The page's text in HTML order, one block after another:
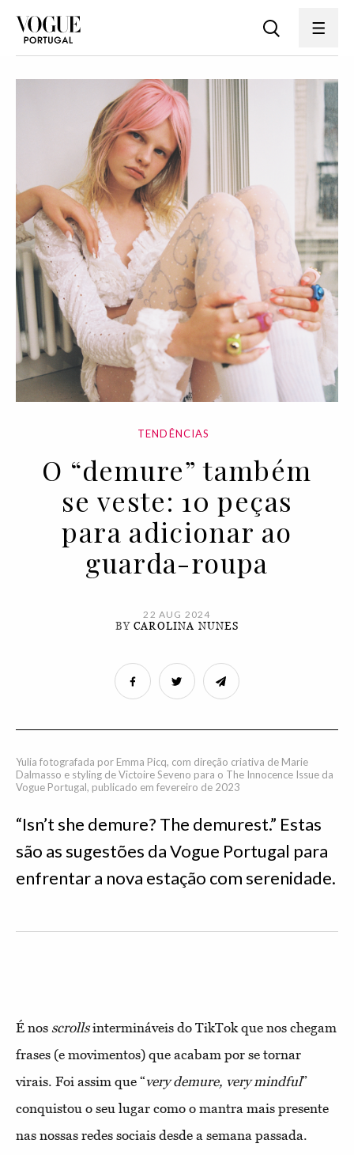
TENDÊNCIAS
O “demure” também
se veste: 10 peças
para adicionar ao
guarda-roupa
22 AUG 2024
BYCAROLINA NUNES
Yulia fotografada por Emma Picq, com direção criativa de Marie
Dalmasso e styling de Victoire Seveno para o The Innocence Issue da
Vogue Portugal, publicado em fevereiro de 2023
“Isn’t she demure? The demurest.” Estas
são as sugestões da Vogue Portugal para
enfrentar a nova estação com serenidade.
É nos scrollsintermináveis do TikTok que nos chegam
frases (e movimentos) que acabam por se tornar
virais. Foi assim que “very demure, very mindful”
conquistou o seu lugar como o mantra mais presente
nas nossas redes sociais desde a semana passada.